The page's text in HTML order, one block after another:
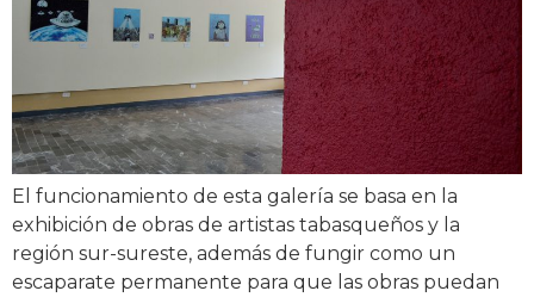
El funcionamiento de esta galería se basa en la
exhibición de obras de artistas tabasqueños y la
región sur-sureste, además de fungir como un
escaparate permanente para que las obras puedan